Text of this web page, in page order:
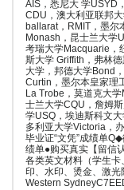
AIS，悉尼大 学USYD
CDU，澳大利亚联邦
ballarat，RMIT，墨尔
Monash，昆士兰大学
考瑞大学Macquarie，
斯大学 Griffith，弗林
大学，邦德大学Bond
Curtin，墨尔本皇家理
La Trobe，莫道克大
士兰大学CQU，詹姆
学USQ，埃迪斯科文
多利亚大学Victoria，
毕业证“文凭”成绩单
绩单●购买真实【留信
各类英文材料（学生
印、水印、烫金、激
Western